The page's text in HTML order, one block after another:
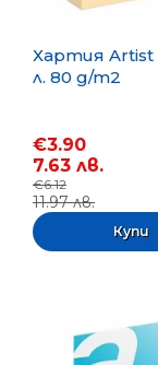
Хартия Artist
л. 80 g/m2
€3.90
7.63 лв.
€6.12
11.97 лв.